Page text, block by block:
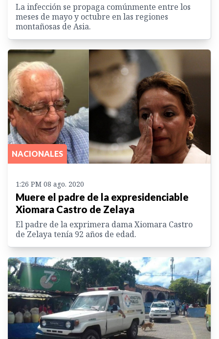
La infección se propaga comúnmente entre los
meses de mayo y octubre en las regiones
montañosas de Asia.
NACIONALES
1:26 PM 08 ago. 2020
Muere el padre de la expresidenciable
Xiomara Castro de Zelaya
El padre de la exprimera dama Xiomara Castro
de Zelaya tenía 92 años de edad.